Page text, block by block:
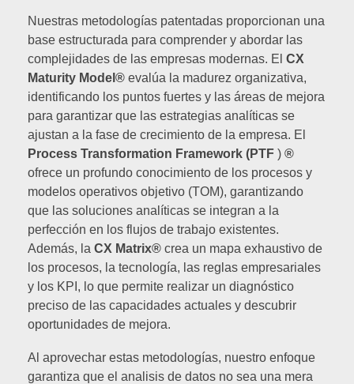
Nuestras metodologías patentadas proporcionan una
base estructurada para comprender y abordar las
complejidades de las empresas modernas. El CX
Maturity Model® evalúa la madurez organizativa,
identificando los puntos fuertes y las áreas de mejora
para garantizar que las estrategias analíticas se
ajustan a la fase de crecimiento de la empresa. El
Process Transformation Framework (PTF ) ®
ofrece un profundo conocimiento de los procesos y
modelos operativos objetivo (TOM), garantizando
que las soluciones analíticas se integran a la
perfección en los flujos de trabajo existentes.
Además, la CX Matrix® crea un mapa exhaustivo de
los procesos, la tecnología, las reglas empresariales
y los KPI, lo que permite realizar un diagnóstico
preciso de las capacidades actuales y descubrir
oportunidades de mejora.
Al aprovechar estas metodologías, nuestro enfoque
garantiza que el analisis de datos no sea una mera